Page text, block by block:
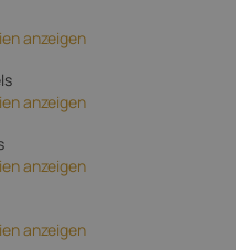
anzeigen
anzeigen
anzeigen
anzeigen